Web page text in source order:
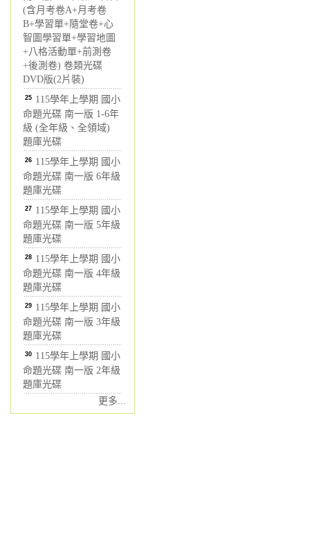
(含月考卷A+月考卷
B+學習單+隨堂卷+心
智圖學習單+學習地圖
+八格活動單+前測卷
+後測卷) 卷類光碟
DVD版(2片裝)
25 115學年上學期 國小
命題光碟 南一版 1-6年
級 (全年級、全領域)
題庫光碟
26 115學年上學期 國小
命題光碟 南一版 6年級
題庫光碟
27 115學年上學期 國小
命題光碟 南一版 5年級
題庫光碟
28 115學年上學期 國小
命題光碟 南一版 4年級
題庫光碟
29 115學年上學期 國小
命題光碟 南一版 3年級
題庫光碟
30 115學年上學期 國小
命題光碟 南一版 2年級
題庫光碟
更多...